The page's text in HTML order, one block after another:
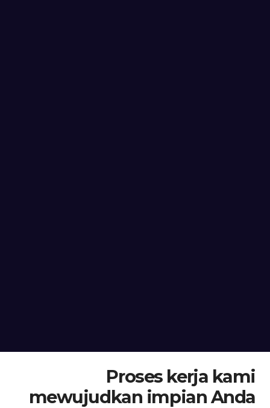
Proses kerja kami
mewujudkan impian Anda